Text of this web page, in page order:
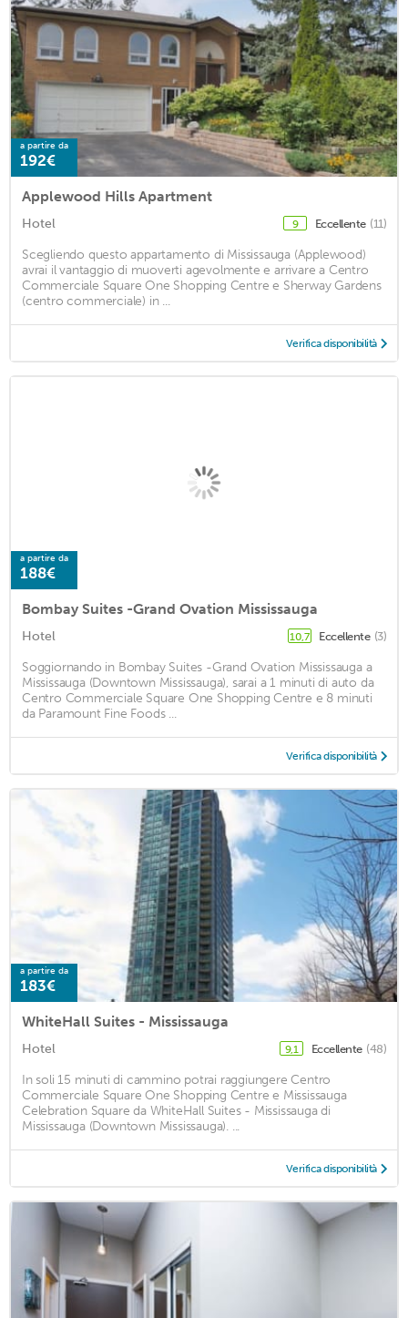
a partire da
192€
Applewood Hills Apartment
Hotel 9 Eccellente (11)
Scegliendo questo appartamento di Mississauga (Applewood)
avrai il vantaggio di muoverti agevolmente e arrivare a Centro
Commerciale Square One Shopping Centre e Sherway Gardens
(centro commerciale) in ...
Verifica disponibilità
a partire da
188€
Bombay Suites -Grand Ovation Mississauga
Hotel 10,7 Eccellente (3)
Soggiornando in Bombay Suites -Grand Ovation Mississauga a
Mississauga (Downtown Mississauga), sarai a 1 minuti di auto da
Centro Commerciale Square One Shopping Centre e 8 minuti
da Paramount Fine Foods ...
Verifica disponibilità
a partire da
183€
WhiteHall Suites - Mississauga
Hotel 9,1 Eccellente (48)
In soli 15 minuti di cammino potrai raggiungere Centro
Commerciale Square One Shopping Centre e Mississauga
Celebration Square da WhiteHall Suites - Mississauga di
Mississauga (Downtown Mississauga). ...
Verifica disponibilità